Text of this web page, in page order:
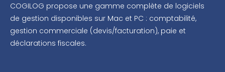
COGILOG propose une gamme complète de logiciels
de gestion disponibles sur Mac et PC : comptabilité,
gestion commerciale (devis/facturation), paie et
déclarations fiscales.